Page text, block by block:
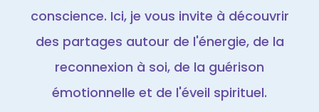
conscience. Ici, je vous invite à découvrir
des partages autour de l'énergie, de la
reconnexion à soi, de la guérison
émotionnelle et de l'éveil spirituel.